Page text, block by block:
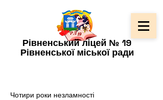
Рівненський ліцей № 19
Рівненської міської ради
Чотири роки незламності